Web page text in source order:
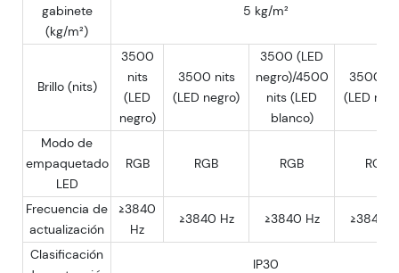
gabinete
(kg/m²)
5 kg/m²
Brillo (nits)
3500
nits
(LED
negro)
3500 nits
(LED negro)
3500 (LED
negro)/4500
nits (LED
blanco)
3500
(LED
Modo de
empaquetado
LED
RGB RGB RGB RGB
Frecuencia de
actualización
≥3840
Hz
≥3840 Hz ≥3840 Hz ≥3840
Clasificación
IP30